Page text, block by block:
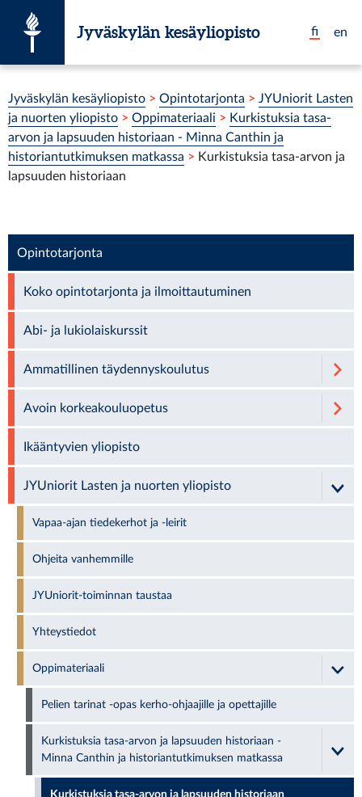
fi
en
Jyväskylän kesäyliopisto
Jyväskylän kesäyliopisto > Opintotarjonta > JYUniorit Lasten
ja nuorten yliopisto > Oppimateriaali > Kurkistuksia tasa-
arvon ja lapsuuden historiaan - Minna Canthin ja
historiantutkimuksen matkassa > Kurkistuksia tasa-arvon ja
lapsuuden historiaan
Opintotarjonta
Koko opintotarjonta ja ilmoittautuminen
Abi- ja lukiolaiskurssit
Ammatillinen täydennyskoulutus
Avoin korkeakouluopetus
Ikääntyvien yliopisto
JYUniorit Lasten ja nuorten yliopisto
Vapaa-ajan tiedekerhot ja -leirit
Ohjeita vanhemmille
JYUniorit-toiminnan taustaa
Yhteystiedot
Oppimateriaali
Pelien tarinat -opas kerho-ohjaajille ja opettajille
Kurkistuksia tasa-arvon ja lapsuuden historiaan -
Minna Canthin ja historiantutkimuksen matkassa
Kurkistuksia tasa-arvon ja lapsuuden historiaan